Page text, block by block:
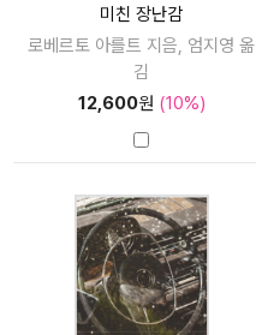
미친 장난감
로베르토 아를트 지음, 엄지영 옮
김
12,600원 (10%)